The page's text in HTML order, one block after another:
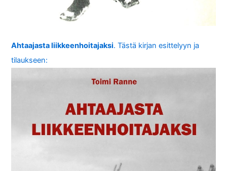
Ahtaajasta liikkeenhoitajaksi. Tästä kirjan esittelyyn ja
tilaukseen: